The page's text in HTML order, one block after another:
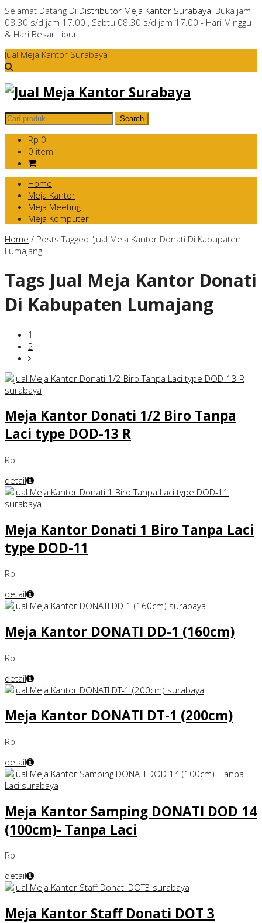
Selamat Datang Di Distributor Meja Kantor Surabaya, Buka jam
08.30 s/d jam 17.00 , Sabtu 08.30 s/d jam 17.00 - Hari Minggu
& Hari Besar Libur.
Jual Meja Kantor Surabaya
Rp 0
0 item
Home
Meja Kantor
Meja Meeting
Meja Komputer
Home / Posts Tagged "Jual Meja Kantor Donati Di Kabupaten
Lumajang"
Tags Jual Meja Kantor Donati
Di Kabupaten Lumajang
1
2
Meja Kantor Donati 1/2 Biro Tanpa
Laci type DOD-13 R
Rp
detail
Meja Kantor Donati 1 Biro Tanpa Laci
type DOD-11
Rp
detail
Meja Kantor DONATI DD-1 (160cm)
Rp
detail
Meja Kantor DONATI DT-1 (200cm)
Rp
detail
Meja Kantor Samping DONATI DOD 14
(100cm)- Tanpa Laci
Rp
detail
Meja Kantor Staff Donati DOT 3